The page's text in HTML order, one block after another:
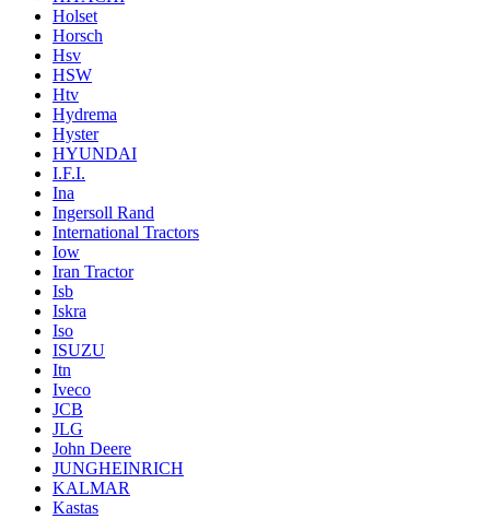
Holset
Horsch
Hsv
HSW
Htv
Hydrema
Hyster
HYUNDAI
I.F.I.
Ina
Ingersoll Rand
International Tractors
Iow
Iran Tractor
Isb
Iskra
Iso
ISUZU
Itn
Iveco
JCB
JLG
John Deere
JUNGHEINRICH
KALMAR
Kastas